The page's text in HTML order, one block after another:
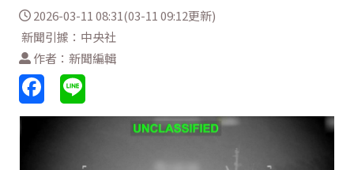
2026-03-11 08:31(03-11 09:12更新)
新聞引據：中央社
作者：新聞編輯